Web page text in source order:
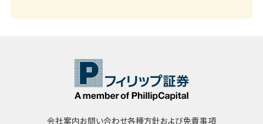
会社案内お問い合わせ各種方針および免責事項